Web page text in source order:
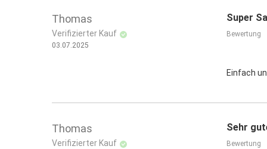
Anwendungsbereiche:
Staffelpreis bei sortenreiner Abnahme
Thomas
Verifizierter Kauf
03.07.2025
Super
Bewertung
Einfach
Thomas
Verifizierter Kauf
Sehr
Bewertung